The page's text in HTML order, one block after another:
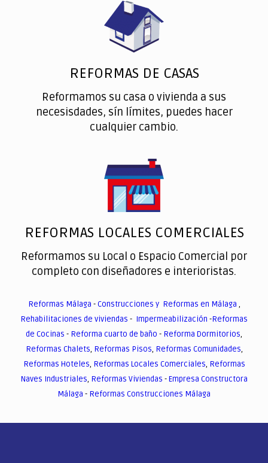
REFORMAS DE CASAS
Reformamos su casa o vivienda a sus
necesisdades, sín límites, puedes hacer
cualquier cambio.
REFORMAS LOCALES COMERCIALES
Reformamos su Local o Espacio Comercial por
completo con diseñadores e interioristas.
Reformas Málaga -Construcciones y Reformas en Málaga ,
Rehabilitaciones de viviendas - Impermeabilización -Reformas
de Cocinas - Reforma cuarto de baño - Reforma Dormitorios,
Reformas Chalets, Reformas Pisos, Reformas Comunidades,
Reformas Hoteles, Reformas Locales Comerciales, Reformas
Naves Industriales, Reformas Viviendas -Empresa Constructora
Málaga - Reformas Construcciones Málaga